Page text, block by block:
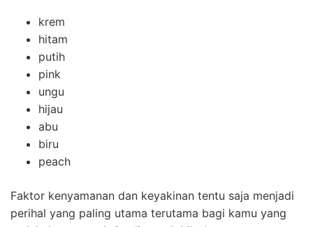
krem
hitam
putih
pink
ungu
hijau
abu
biru
peach
Faktor kenyamanan dan keyakinan tentu saja menjadi
perihal yang paling utama terutama bagi kamu yang